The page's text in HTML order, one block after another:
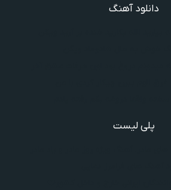
دانلود آهنگ
پلی لیست